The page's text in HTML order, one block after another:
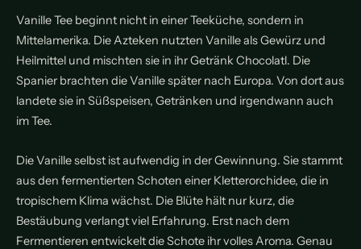
Vanille Tee beginnt nicht in einer Teeküche, sondern in
Mittelamerika. Die Azteken nutzten Vanille als Gewürz und
Heilmittel und mischten sie in ihr Getränk Chocolatl. Die
Spanier brachten die Vanille später nach Europa. Von dort aus
landete sie in Süßspeisen, Getränken und irgendwann auch
im Tee.
Die Vanille selbst ist aufwendig in der Gewinnung. Sie stammt
aus den fermentierten Schoten einer Kletterorchidee, die in
tropischem Klima wächst. Die Blüte hält nur kurz, die
Bestäubung verlangt viel Erfahrung. Erst nach dem
Fermentieren entwickelt die Schote ihr volles Aroma. Genau